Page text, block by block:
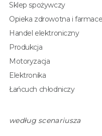
Sklep spożywczy
Opieka zdrowotna i
Handel elektroniczny
Produkcja
Motoryzacja
Elektronika
Łańcuch chłodniczy
według scenariusza